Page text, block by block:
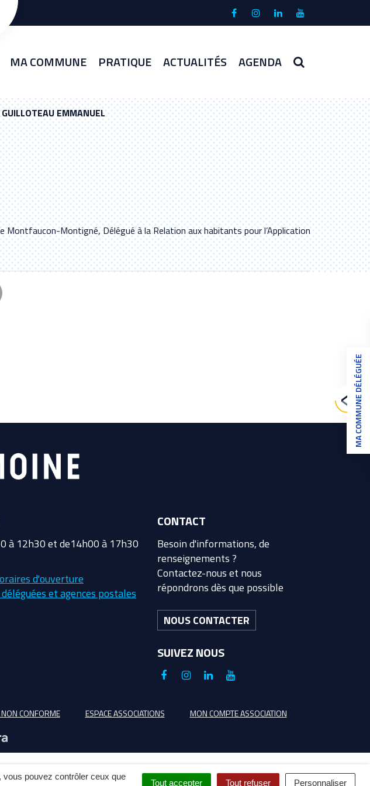
vous pouvez contrôler ceux que
Tout accepter Tout refuser Personnaliser
Lien
compte
Facebook
Lien
compte
Instagram
Lien
compte
Linkedin
Lien
chaîne
Youtube
MA COMMUNE PRATIQUE ACTUALITÉS AGENDA
GUILLOTEAU EMMANUEL
Montfaucon-Montigné, Délégué à la Relation aux habitants pour l’Application
MA COMMUNE DÉLÉGUÉE
à 12h30 et de14h00 à 17h30
d'ouverture
et agences postales
CONTACT
Besoin d'informations, de
renseignements ?
Contactez-nous et nous
répondrons dès que possible
NOUS CONTACTER
SUIVEZ NOUS
Lien
le
Lien
le
Lien
le
Lien
la
NON CONFORME ESPACE ASSOCIATIONS MON COMPTE ASSOCIATION